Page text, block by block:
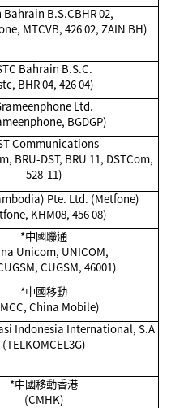
Bahrain B.S.CBHR 02,
MTCVB, 426 02, ZAIN BH)
Bahrain B.S.C.
BHR 04, 426 04)
Ltd.
BGDGP)
Communications
BRU-DST, BRU 11, DSTCom,
528-11)
Pte. Ltd. (Metfone)
KHM08, 456 08)
*中國聯通
Unicom, UNICOM,
CUGSM, 46001)
*中國移動
China Mobile)
Indonesia International, S.A
(TELKOMCEL3G)
*中國移動香港
(CMHK)